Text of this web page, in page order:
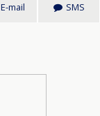
E-mail SMS